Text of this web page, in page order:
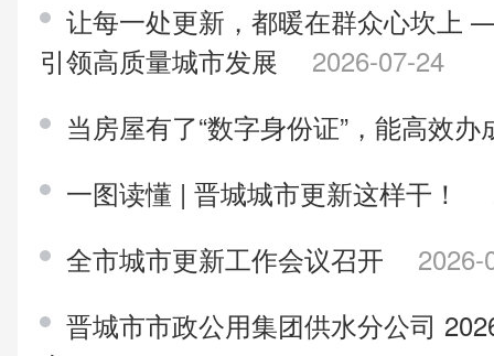
让每一处更新，都暖在群众心坎上
引领高质量城市发展
2026-07-24
当房屋有了“数字身份证”，能高效
一图读懂 | 晋城城市更新这样干！
全市城市更新工作会议召开
2026-
晋城市市政公用集团供水分公司